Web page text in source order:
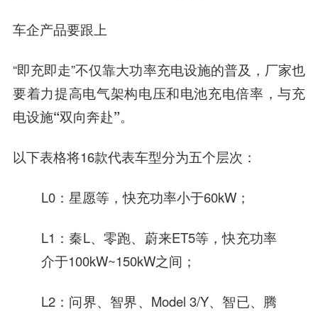
车企产品要跟上
“即充即走”不仅靠大功率充电设施的普及，厂家也
要着力提高电气架构电压和电池充电倍率，与充
电设施“双向奔赴”。
以下表格将16款代表车型分为五个层次：
L0：星愿等，快充功率小于60kW；
L1：秦L、零跑、蔚来ET5等，快充功率
介于100kW~150kW之间；
L2：问界、智界、Model 3/Y、智已、腾